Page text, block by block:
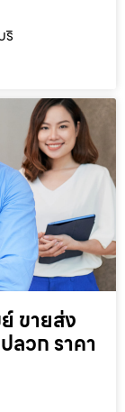
ริ
ขายส่ง
วก ราคา